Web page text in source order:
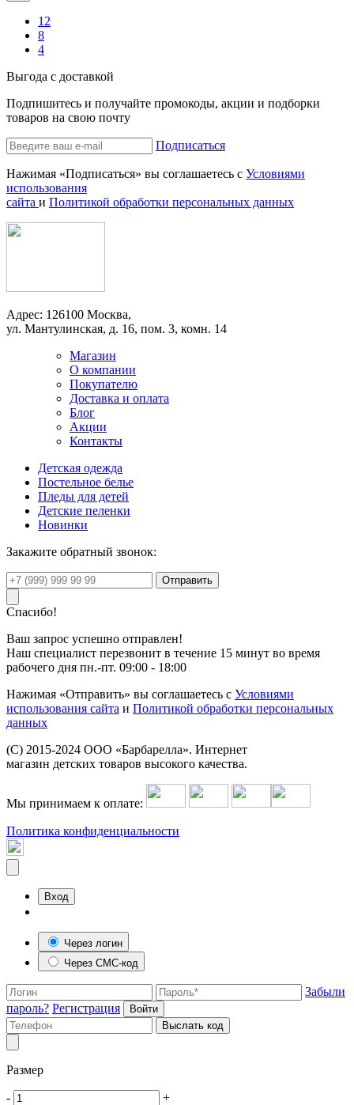
12
8
4
Выгода с доставкой
Подпишитесь и получайте промокоды, акции и подборки
товаров на свою почту
Подписаться
Нажимая «Подписаться» вы соглашаетесь с Условиями
использования
сайта и Политикой обработки персональных данных
Адрес: 126100 Москва,
ул. Мантулинская, д. 16, пом. 3, комн. 14
Магазин
О компании
Покупателю
Доставка и оплата
Блог
Акции
Контакты
Детская одежда
Постельное белье
Пледы для детей
Детские пеленки
Новинки
Закажите обратный звонок:
Спасибо!
Ваш запрос успешно отправлен!
Наш специалист перезвонит в течение 15 минут во время
рабочего дня пн.-пт. 09:00 - 18:00
Нажимая «Отправить» вы соглашаетесь с Условиями
использования сайта и Политикой обработки персональных
данных
(C) 2015-2024 ООО «Барбарелла». Интернет
магазин детских товаров высокого качества.
Мы принимаем к оплате:
Политика конфиденциальности
Вход
Через логин
Через СМС-код
Забыли
пароль? Регистрация
Войти
Выслать код
Размер
- +